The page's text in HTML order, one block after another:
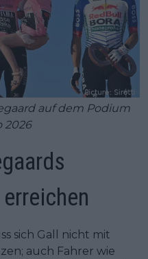
auf dem Podium
2026
sich Gall nicht mit
auch Fahrer wie